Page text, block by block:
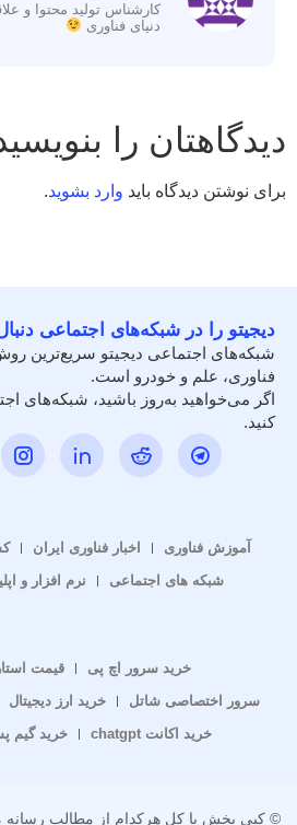
کارشناس تولید محتوا و
دنیای فناوری
دیدگاهتان را
برای نوشتن دیدگاه باید وارد بشوید.
دیجیتو را در شبکه‌های اجتماعی
شبکه‌های اجتماعی دیجیتو سریع‌ترین
فناوری، علم و خودرو است.
اگر می‌خواهید به‌روز باشید، شبکه‌های
کنید.
آموزش فناوری اخبار فناوری ایران
شبکه های اجتماعی
نرم افزار و
خرید سرور اچ پی
قیمت
سرور اختصاصی شاتل
خرید ارز دیجیتال
خرید اکانت chatgpt
خرید گیم
© کپی بخش یا کل هرکدام از مطالب رسانه